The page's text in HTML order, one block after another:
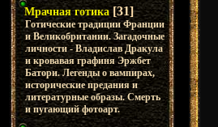
Мрачная готика [31]
Готические традиции Франции
и Великобритании. Загадочные
личности - Владислав Дракула
и кровавая графиня Эржбет
Батори. Легенды о вампирах,
исторические предания и
литературные образы. Смерть
и пугающий фотоарт.